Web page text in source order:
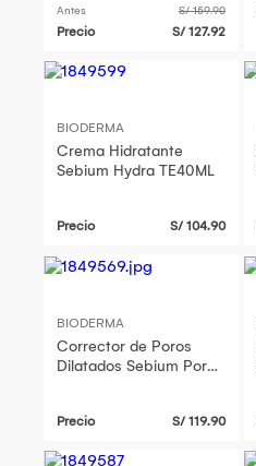
Antes S/ 159.90
Precio S/ 127.92
BIODERMA
Crema Hidratante
Sebium Hydra TE40ML
Precio S/ 104.90
BIODERMA
Corrector de Poros
Dilatados Sebium Pore
Precio S/ 119.90